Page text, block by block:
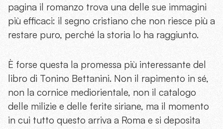
pagina il romanzo trova una delle sue immagini
più efficaci: il segno cristiano che non riesce più a
restare puro, perché la storia lo ha raggiunto.
È forse questa la promessa più interessante del
libro di Tonino Bettanini. Non il rapimento in sé,
non la cornice mediorientale, non il catalogo
delle milizie e delle ferite siriane, ma il momento
in cui tutto questo arriva a Roma e si deposita